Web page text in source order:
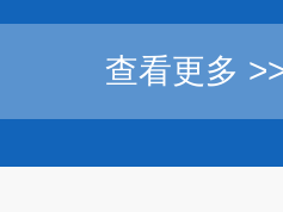
查看更多